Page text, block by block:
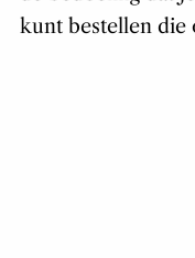
kunt bestellen die